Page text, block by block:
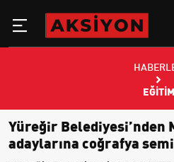
EĞITIM
Yüreğir Belediyesi’nden
adaylarına coğrafya